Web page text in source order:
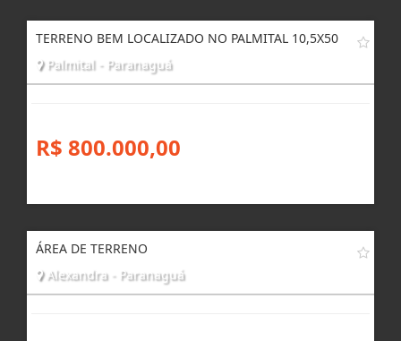
TERRENO BEM LOCALIZADO NO PALMITAL 10,5X50
Palmital - Paranaguá
R$ 800.000,00
ÁREA DE TERRENO
Alexandra - Paranaguá